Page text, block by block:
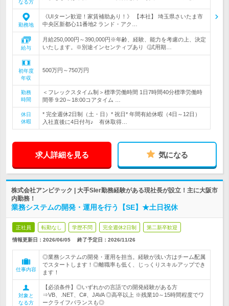
なる方
勤務地
《UIターン歓迎！家賃補助あり！》 【本社】 埼玉県さいたま市
中央区新都心11番地2 ランド・アク…
給与
月給250,000円～390,000円※年齢、経験、能力を考慮の上、決定
いたします。※別途インセンティブあり《試用期…
初年度
年収
500万円～750万円
勤務
時間
＜フレックスタイム制＞標準労働時間 1日7時間40分標準労働時
間帯 9:20～18:00コアタイム …
休日
休暇
* 完全週休2日制（土・日）* 祝日* 年間有給休暇（4日～12日）
入社直後に4日付与♪ 有休取得…
求人詳細を見る 気になる
株式会社アンビテック | 大手SIer勤務経験がある現社長が設立！主に大阪市
内勤務！
業務システムの開発・運用を行う【SE】★土日祝休
正社員 転勤なし 学歴不問 完全週休2日制 第二新卒歓迎
情報更新日：2026/06/05 終了予定日： 2026/11/26
仕事内容
◎業務システムの開発・運用を担当。経験が浅い方はチーム配属
でスタートします！◎離職率も低く、じっくりスキルアップでき
ます！
対象と
なる方
【必須条件】◎いずれかの言語での開発経験がある方
⇒VB、.NET、C#、JAVA ◎高卒以上 ※残業10～15時間程度でワ
ークライフバランスも◎